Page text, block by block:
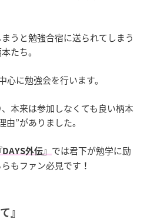
うと勉強合宿に送られてしまう
たち。
に勉強会を行います。
本来は参加しなくても良い柄本
”がありました。
DAYS外伝』 では君下が勉学に励
もファン必見です！
』